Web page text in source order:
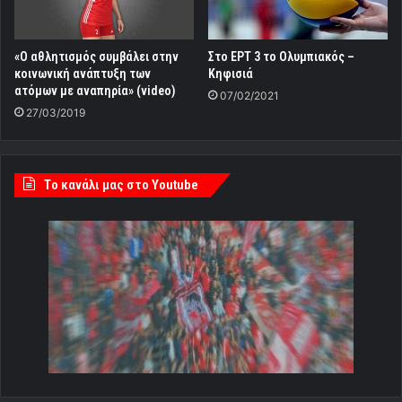
«Ο αθλητισμός συμβάλει στην
κοινωνική ανάπτυξη των
ατόμων με αναπηρία» (video)
27/03/2019
Στο ΕΡΤ 3 το Ολυμπιακός –
Κηφισιά
07/02/2021
Tο κανάλι μας στο Youtube